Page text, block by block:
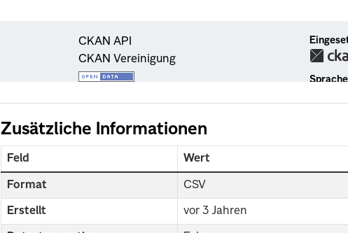
Zusätzliche Informationen
Feld Wert
Format CSV
Erstellt vor 3 Jahren